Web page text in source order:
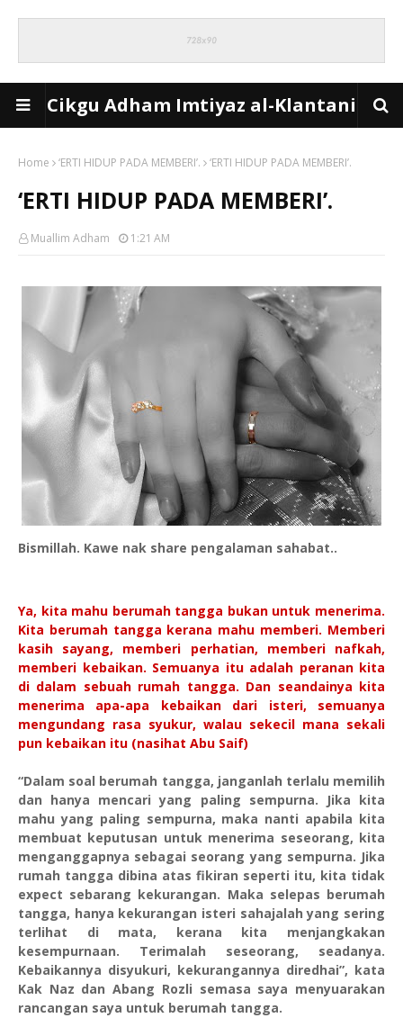
Cikgu Adham Imtiyaz al-Klantani
Home ‘ERTI HIDUP PADA MEMBERI’. ‘ERTI HIDUP PADA MEMBERI’.
‘ERTI HIDUP PADA MEMBERI’.
Muallim Adham 1:21 AM
Bismillah. Kawe nak share pengalaman sahabat..
Ya, kita mahu berumah tangga bukan untuk menerima.
Kita berumah tangga kerana mahu memberi. Memberi
kasih sayang, memberi perhatian, memberi nafkah,
memberi kebaikan. Semuanya itu adalah peranan kita
di dalam sebuah rumah tangga. Dan seandainya kita
menerima apa-apa kebaikan dari isteri, semuanya
mengundang rasa syukur, walau sekecil mana sekali
pun kebaikan itu (nasihat Abu Saif)
“Dalam soal berumah tangga, janganlah terlalu memilih
dan hanya mencari yang paling sempurna. Jika kita
mahu yang paling sempurna, maka nanti apabila kita
membuat keputusan untuk menerima seseorang, kita
menganggapnya sebagai seorang yang sempurna. Jika
rumah tangga dibina atas fikiran seperti itu, kita tidak
expect sebarang kekurangan. Maka selepas berumah
tangga, hanya kekurangan isteri sahajalah yang sering
terlihat di mata, kerana kita menjangkakan
kesempurnaan. Terimalah seseorang, seadanya.
Kebaikannya disyukuri, kekurangannya diredhai”, kata
Kak Naz dan Abang Rozli semasa saya menyuarakan
rancangan saya untuk berumah tangga.